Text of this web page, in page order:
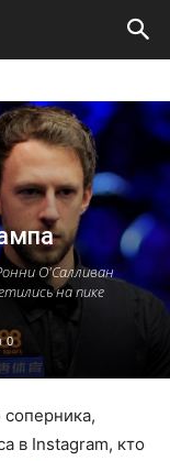
О'Салливан
на пике
0
в Instagram, кто